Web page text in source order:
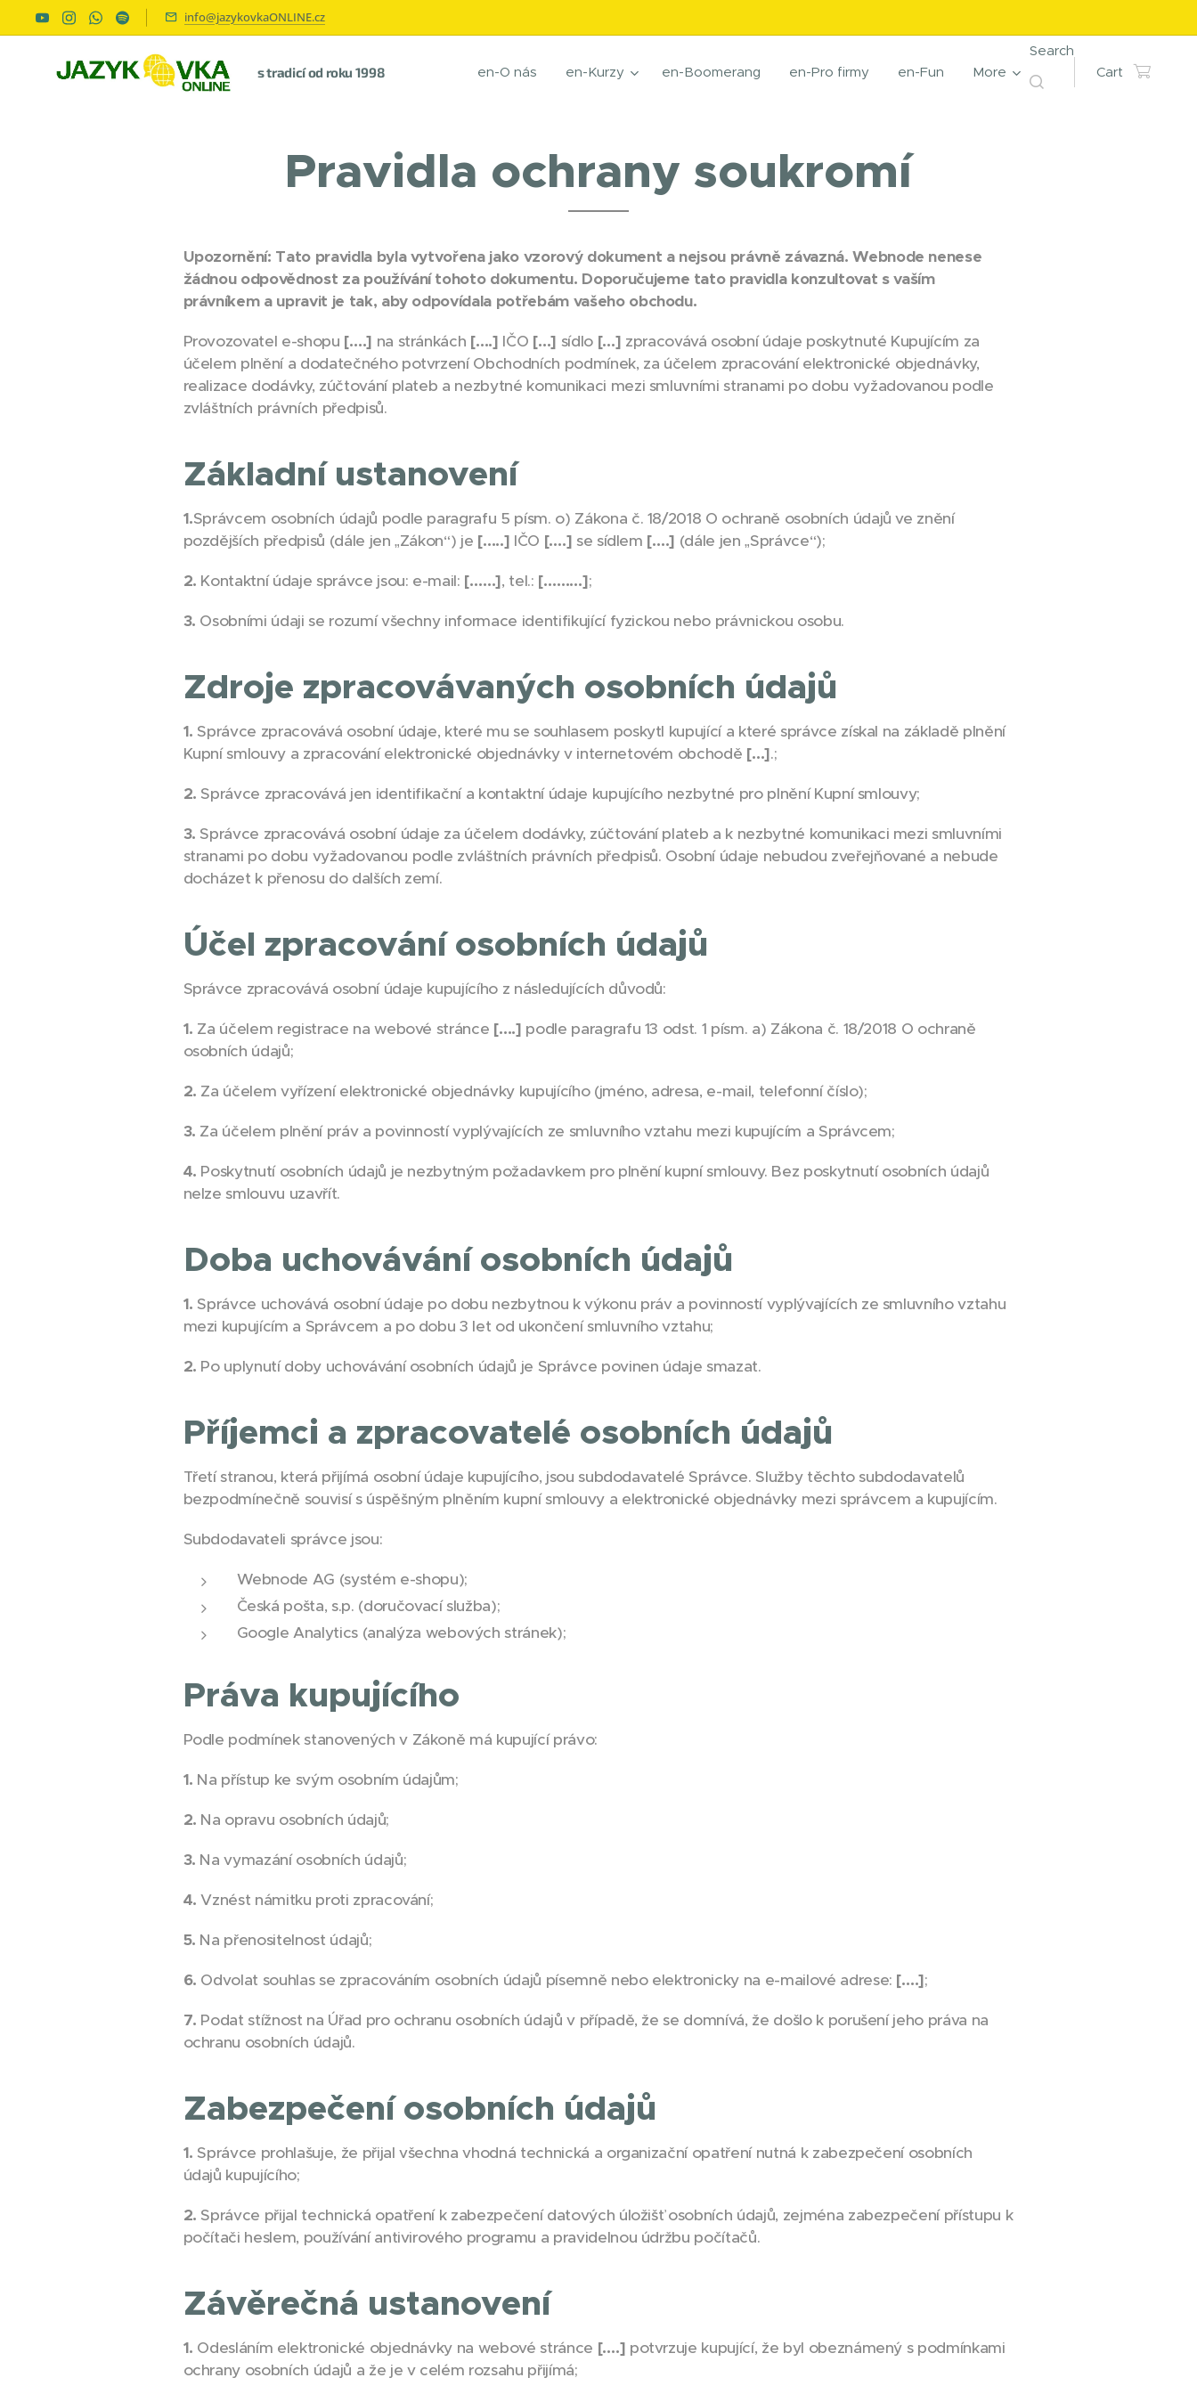
info@jazykovkaONLINE.cz
s tradicí od roku 1998 en-O nás en-Kurzy en-Boomerang en-Pro firmy en-Fun More
Search
Cart
Pravidla ochrany soukromí
Upozornění: Tato pravidla byla vytvořena jako vzorový dokument a nejsou právně závazná. Webnode nenese
žádnou odpovědnost za používání tohoto dokumentu. Doporučujeme tato pravidla konzultovat s vaším
právníkem a upravit je tak, aby odpovídala potřebám vašeho obchodu.
Provozovatel e-shopu [….] na stránkách [….] IČO […] sídlo […] zpracovává osobní údaje poskytnuté Kupujícím za
účelem plnění a dodatečného potvrzení Obchodních podmínek, za účelem zpracování elektronické objednávky,
realizace dodávky, zúčtování plateb a nezbytné komunikaci mezi smluvními stranami po dobu vyžadovanou podle
zvláštních právních předpisů.
Základní ustanovení
1.Správcem osobních údajů podle paragrafu 5 písm. o) Zákona č. 18/2018 O ochraně osobních údajů ve znění
pozdějších předpisů (dále jen „Zákon“) je […..] IČO [….] se sídlem [….] (dále jen „Správce“);
2. Kontaktní údaje správce jsou: e-mail: [……], tel.: [………];
3. Osobními údaji se rozumí všechny informace identifikující fyzickou nebo právnickou osobu.
Zdroje zpracovávaných osobních údajů
1. Správce zpracovává osobní údaje, které mu se souhlasem poskytl kupující a které správce získal na základě plnění
Kupní smlouvy a zpracování elektronické objednávky v internetovém obchodě […].;
2. Správce zpracovává jen identifikační a kontaktní údaje kupujícího nezbytné pro plnění Kupní smlouvy;
3. Správce zpracovává osobní údaje za účelem dodávky, zúčtování plateb a k nezbytné komunikaci mezi smluvními
stranami po dobu vyžadovanou podle zvláštních právních předpisů. Osobní údaje nebudou zveřejňované a nebude
docházet k přenosu do dalších zemí.
Účel zpracování osobních údajů
Správce zpracovává osobní údaje kupujícího z následujících důvodů:
1. Za účelem registrace na webové stránce [….] podle paragrafu 13 odst. 1 písm. a) Zákona č. 18/2018 O ochraně
osobních údajů;
2. Za účelem vyřízení elektronické objednávky kupujícího (jméno, adresa, e-mail, telefonní číslo);
3. Za účelem plnění práv a povinností vyplývajících ze smluvního vztahu mezi kupujícím a Správcem;
4. Poskytnutí osobních údajů je nezbytným požadavkem pro plnění kupní smlouvy. Bez poskytnutí osobních údajů
nelze smlouvu uzavřít.
Doba uchovávání osobních údajů
1. Správce uchovává osobní údaje po dobu nezbytnou k výkonu práv a povinností vyplývajících ze smluvního vztahu
mezi kupujícím a Správcem a po dobu 3 let od ukončení smluvního vztahu;
2. Po uplynutí doby uchovávání osobních údajů je Správce povinen údaje smazat.
Příjemci a zpracovatelé osobních údajů
Třetí stranou, která přijímá osobní údaje kupujícího, jsou subdodavatelé Správce. Služby těchto subdodavatelů
bezpodmínečně souvisí s úspěšným plněním kupní smlouvy a elektronické objednávky mezi správcem a kupujícím.
Subdodavateli správce jsou:
Webnode AG (systém e-shopu);
Česká pošta, s.p. (doručovací služba);
Google Analytics (analýza webových stránek);
Práva kupujícího
Podle podmínek stanovených v Zákoně má kupující právo:
1. Na přístup ke svým osobním údajům;
2. Na opravu osobních údajů;
3. Na vymazání osobních údajů;
4.Vznést námitku proti zpracování;
5. Na přenositelnost údajů;
6. Odvolat souhlas se zpracováním osobních údajů písemně nebo elektronicky na e-mailové adrese: [….];
7. Podat stížnost na Úřad pro ochranu osobních údajů v případě, že se domnívá, že došlo k porušení jeho práva na
ochranu osobních údajů.
Zabezpečení osobních údajů
1. Správce prohlašuje, že přijal všechna vhodná technická a organizační opatření nutná k zabezpečení osobních
údajů kupujícího;
2. Správce přijal technická opatření k zabezpečení datových úložišť osobních údajů, zejména zabezpečení přístupu k
počítači heslem, používání antivirového programu a pravidelnou údržbu počítačů.
Závěrečná ustanovení
1. Odesláním elektronické objednávky na webové stránce [….] potvrzuje kupující, že byl obeznámený s podmínkami
ochrany osobních údajů a že je v celém rozsahu přijímá;